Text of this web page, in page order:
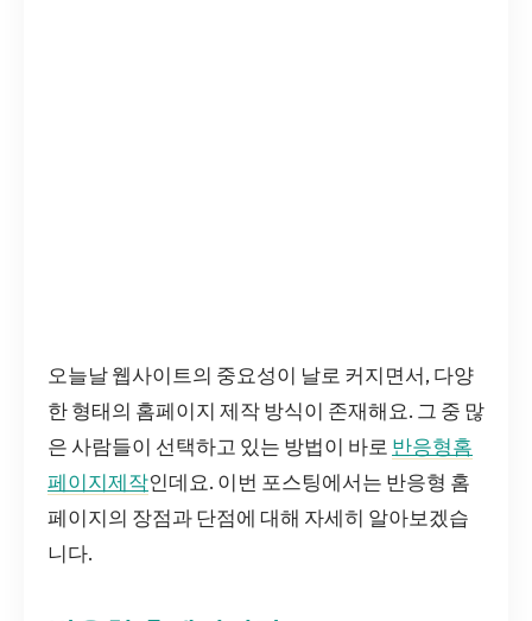
오늘날 웹사이트의 중요성이 날로 커지면서, 다양
한 형태의 홈페이지 제작 방식이 존재해요. 그 중 많
은 사람들이 선택하고 있는 방법이 바로 반응형홈
페이지제작인데요. 이번 포스팅에서는 반응형 홈
페이지의 장점과 단점에 대해 자세히 알아보겠습
니다.